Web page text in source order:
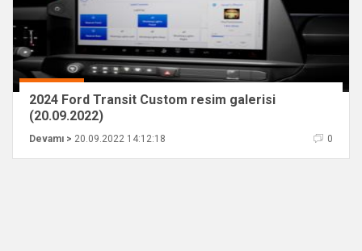
2024 Ford Transit Custom resim galerisi
(20.09.2022)
Devamı > 20.09.2022 14:12:18 0